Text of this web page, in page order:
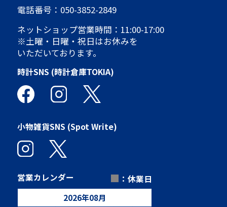
電話番号： 050-3852-2849
ネットショップ営業時間：11:00-17:00
※土曜・日曜・祝日はお休みを
いただいております。
時計SNS (時計倉庫TOKIA)
小物雑貨SNS (Spot Write)
営業カレンダー ■ ：休業日
2026年08月